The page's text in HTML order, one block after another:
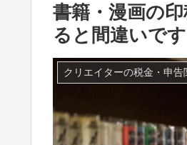
書籍・漫画の
ると間違いです
クリエイターの税金・申告